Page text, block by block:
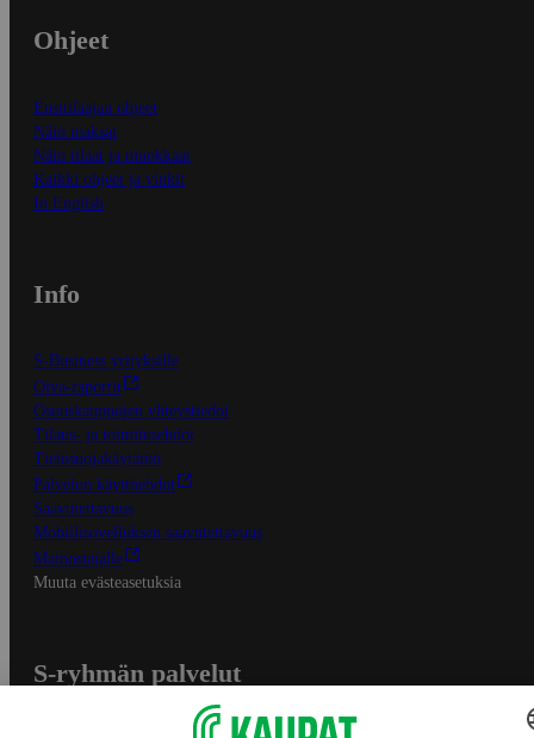
Ohjeet
Ensitilaajan ohjeet
Näin maksat
Näin tilaat ja muokkaat
Kaikki ohjeet ja vinkit
In English
Info
S-Business yrityksille
Oiva-raportit
Osuuskauppojen yhteystiedot
Tilaus- ja toimitusehdot
Tietosuojakäytäntö
Palvelun käyttöehdot
Saavutettavuus
Mobiilisovelluksen saavutettavuus
Mainostajalle
Muuta evästeasetuksia
S-ryhmän palvelut